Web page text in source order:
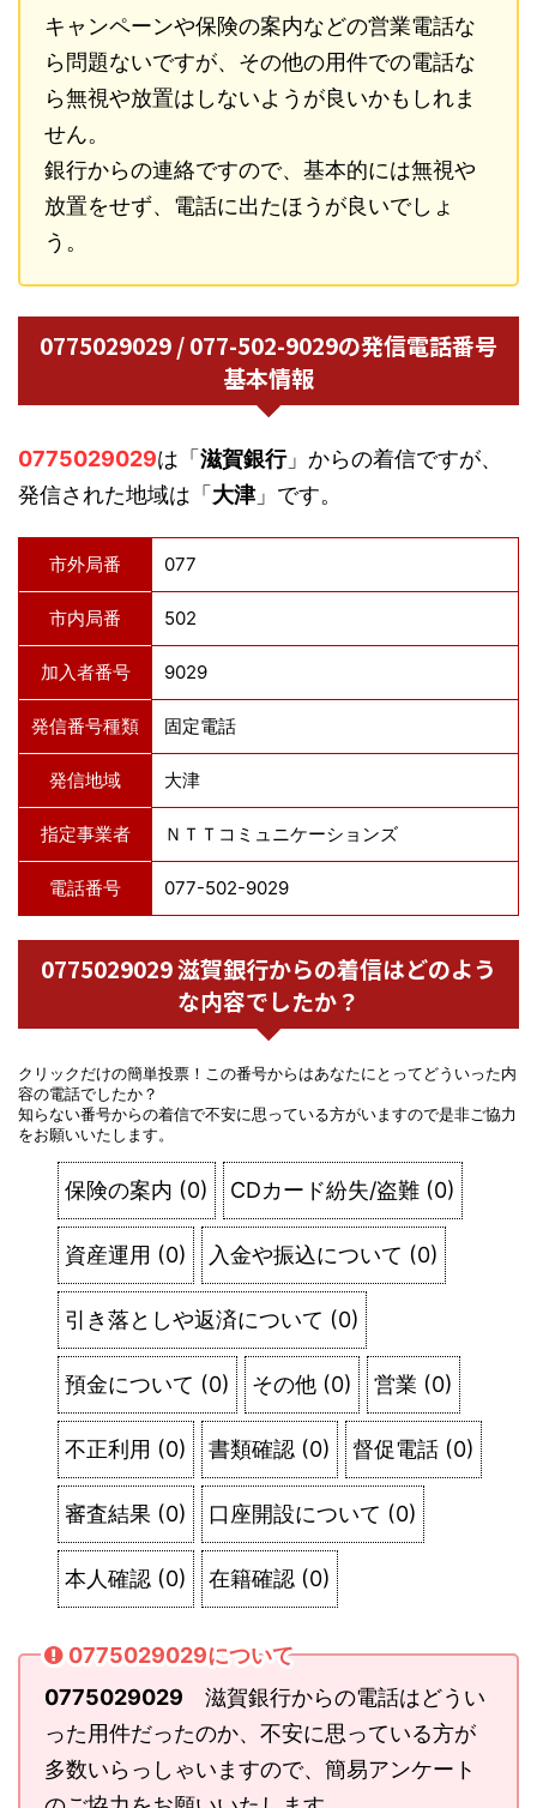
キャンペーンや保険の案内などの営業電話な
ら問題ないですが、その他の用件での電話な
ら無視や放置はしないようが良いかもしれま
せん。
銀行からの連絡ですので、基本的には無視や
放置をせず、電話に出たほうが良いでしょ
う。
0775029029 / 077-502-9029の発信電話番号
基本情報
0775029029は「 滋賀銀行」からの着信ですが、
発信された地域は「 大津」です。
市外局番 077
市内局番 502
加入者番号 9029
発信番号種類 固定電話
発信地域 大津
指定事業者 ＮＴＴコミュニケーションズ
電話番号 077-502-9029
0775029029 滋賀銀行からの着信はどのよう
な内容でしたか？
クリックだけの簡単投票！この番号からはあなたにとってどういった内
容の電話でしたか？
知らない番号からの着信で不安に思っている方がいますので是非ご協力
をお願いいたします。
保険の案内 (0) CDカード紛失/盗難 (0)
資産運用 (0) 入金や振込について (0)
引き落としや返済について (0)
預金について (0) その他 (0) 営業 (0)
不正利用 (0) 書類確認 (0) 督促電話 (0)
審査結果 (0) 口座開設について (0)
本人確認 (0) 在籍確認 (0)
0775029029について
0775029029 滋賀銀行からの電話はどうい
った用件だったのか、不安に思っている方が
多数いらっしゃいますので、簡易アンケート